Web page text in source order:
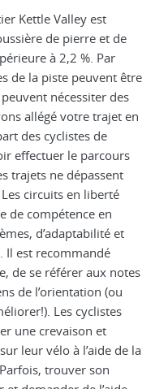
Kettle Valley est
de pierre et de
à 2,2 %. Par
de la piste peuvent être
nécessiter des
allégé votre trajet en
des cyclistes de
effectuer le parcours
trajets ne dépassent
circuits en liberté
de compétence en
d’adaptabilité et
Il est recommandé
de se référer aux notes
de l’orientation (ou
Les cyclistes
une crevaison et
leur vélo à l’aide de la
trouver son